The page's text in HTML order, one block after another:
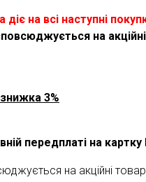
діє на всі наступні
на
3%
передплаті на
на акційні